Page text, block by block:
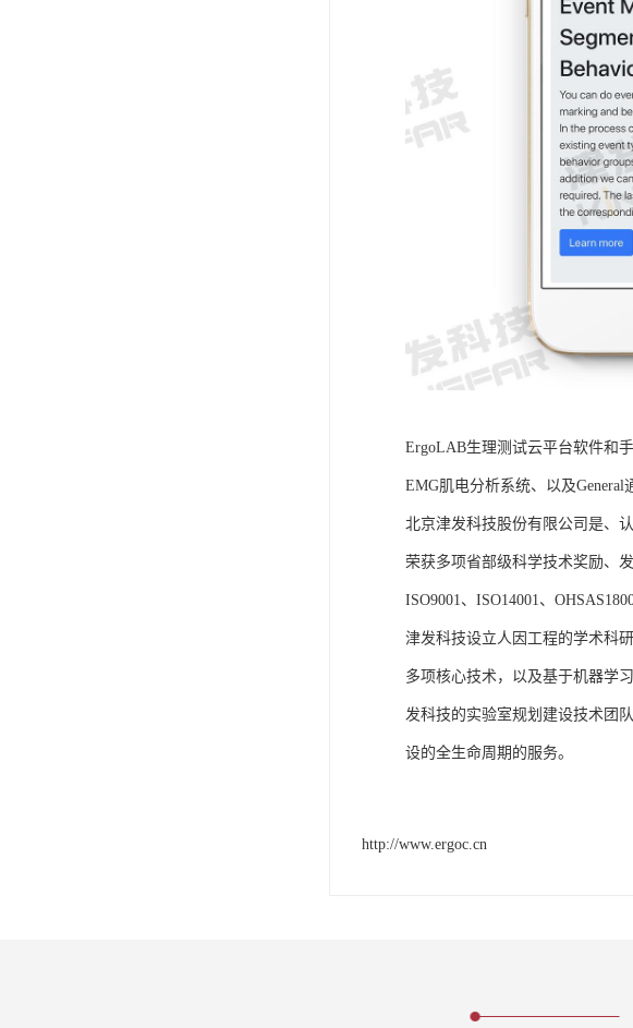
ErgoLAB生理测试云平台软件和
EMG肌电分析系统、以及General
北京津发科技股份有限公司是、
荣获多项省部级科学技术奖励、
ISO9001、ISO14001、
津发科技设立人因工程的学术科
多项核心技术，以及基于机器学
发科技的实验室规划建设技术团
设的全生命周期的服务。
http://www.ergoc.cn